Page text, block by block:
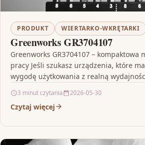
PRODUKT WIERTARKO-WKRĘTARKI
Greenworks GR3704107
Greenworks GR3704107 – kompaktowa
pracy Jeśli szukasz urządzenia, które
wygodę użytkowania z realną
3 minut czytania 2026-05-30
Czytaj więcej